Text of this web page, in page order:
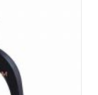
Sociedades de